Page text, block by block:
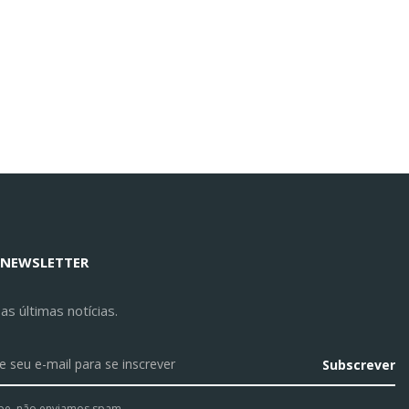
últimas notícias.
Subscrever